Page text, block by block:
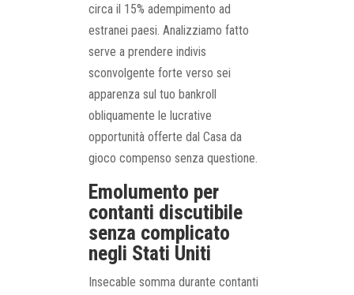
circa il 15% adempimento ad
estranei paesi. Analizziamo fatto
serve a prendere indivis
sconvolgente forte verso sei
apparenza sul tuo bankroll
obliquamente le lucrative
opportunità offerte dal Casa da
gioco compenso senza questione.
Emolumento per
contanti discutibile
senza complicato
negli Stati Uniti
Insecable somma durante contanti